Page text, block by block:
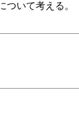
いて考える。